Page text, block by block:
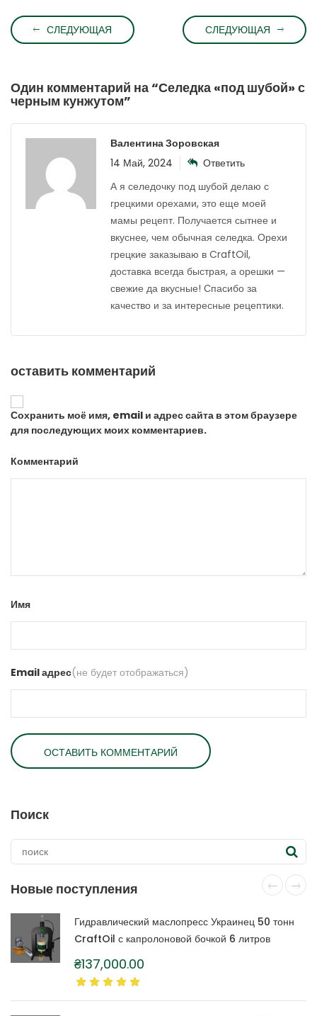
СЛЕДУЮЩАЯ СЛЕДУЮЩАЯ
Один комментарий на “Селедка «под шубой» с
черным кунжутом”
Валентина Зоровская
14 Май, 2024
Ответить
А я селедочку под шубой делаю с
грецкими орехами, это еще моей
мамы рецепт. Получается сытнее и
вкуснее, чем обычная селедка. Орехи
грецкие заказываю в CraftOil,
доставка всегда быстрая, а орешки —
свежие да вкусные! Спасибо за
качество и за интересные рецептики.
оставить комментарий
Сохранить моё имя, email и адрес сайта в этом браузере
для последующих моих комментариев.
Комментарий
Имя
Email адрес(не будет отображаться)
Поиск
Новые поступления
Гидравлический маслопресс Украинец 50 тонн
CraftOil с капролоновой бочкой 6 литров
₴137,000.00